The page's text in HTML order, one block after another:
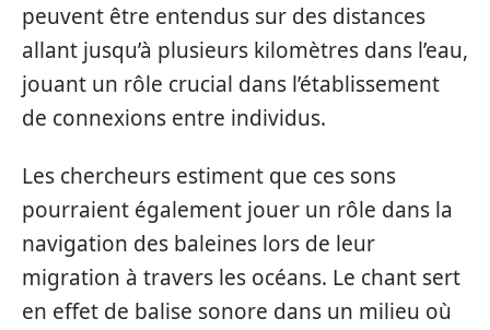
peuvent être entendus sur des distances
allant jusqu’à plusieurs kilomètres dans l’eau,
jouant un rôle crucial dans l’établissement
de connexions entre individus.
Les chercheurs estiment que ces sons
pourraient également jouer un rôle dans la
navigation des baleines lors de leur
migration à travers les océans. Le chant sert
en effet de balise sonore dans un milieu où